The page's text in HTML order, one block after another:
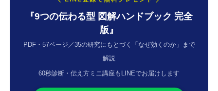
『9つの伝わる型 図解ハンドブック 完全
版』
PDF・57ページ／35の研究にもとづく「なぜ効くのか」まで
解説
60秒診断・伝え方ミニ講座もLINEでお届けします